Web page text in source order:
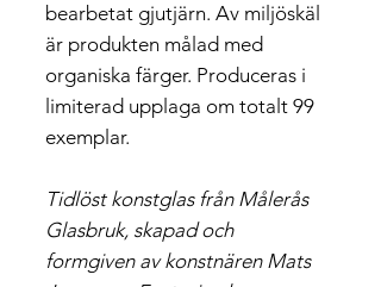
bearbetat gjutjärn. Av miljöskäl
är produkten målad med
organiska färger. Produceras i
limiterad upplaga om totalt 99
exemplar.
Tidlöst konstglas från Målerås
Glasbruk, skapad och
formgiven av konstnären Mats